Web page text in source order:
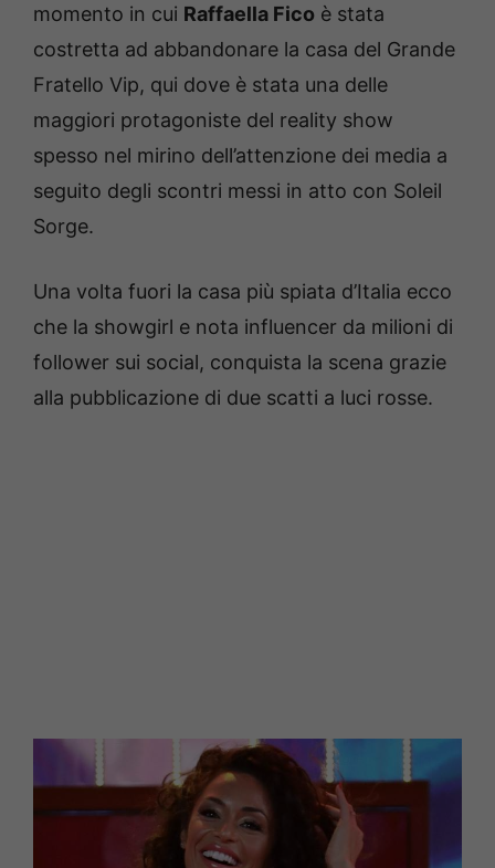
momento in cui Raffaella Fico è stata
costretta ad abbandonare la casa del Grande
Fratello Vip, qui dove è stata una delle
maggiori protagoniste del reality show
spesso nel mirino dell’attenzione dei media a
seguito degli scontri messi in atto con Soleil
Sorge.
Una volta fuori la casa più spiata d’Italia ecco
che la showgirl e nota influencer da milioni di
follower sui social, conquista la scena grazie
alla pubblicazione di due scatti a luci rosse.